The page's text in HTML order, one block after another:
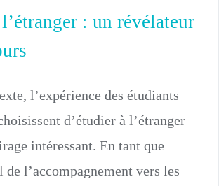
: un révélateur
l’expérience des étudiants
d’étudier à l’étranger
intéressant. En tant que
de l’accompagnement vers les